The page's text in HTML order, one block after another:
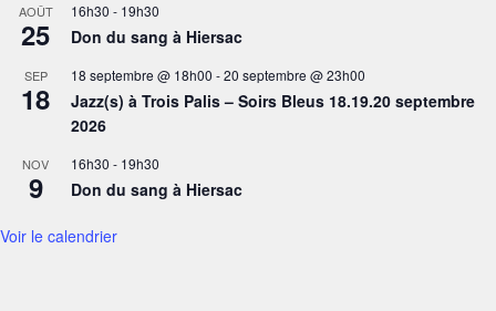
AOÛT
25
16h30 - 19h30
Don du sang à Hiersac
SEP
18
18 septembre @ 18h00 -20 septembre @ 23h00
Jazz(s) à Trois Palis – Soirs Bleus 18.19.20 septembre
2026
NOV
9
16h30 - 19h30
Don du sang à Hiersac
Voir le calendrier